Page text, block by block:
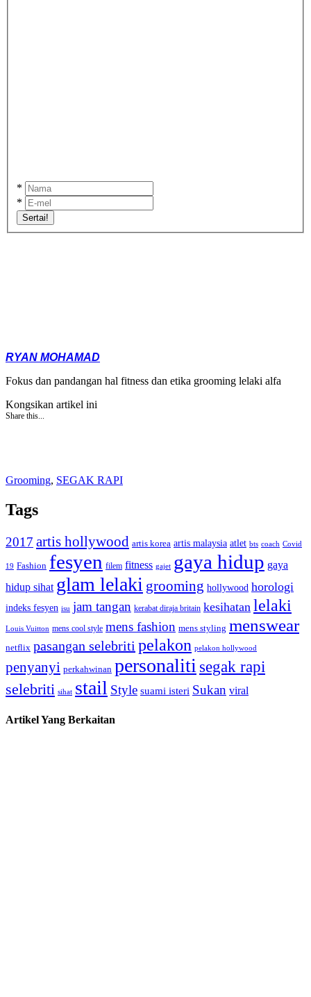
*
*
Sertai!
RYAN MOHAMAD
Fokus dan pandangan hal fitness dan etika grooming lelaki alfa
Kongsikan artikel ini
Share this...
Grooming, SEGAK RAPI
Tags
2017 artis hollywood artis korea artis malaysia atlet bts coach Covid
19 Fashion fesyen filem fitness gajet gaya hidup gaya
hidup sihat glam lelaki grooming hollywood horologi
indeks fesyen isu jam tangan kerabat diraja britain kesihatan lelaki
Louis Vuitton mens cool style mens fashion mens styling menswear
netflix pasangan selebriti pelakon pelakon hollywood
penyanyi perkahwinan personaliti segak rapi
selebriti sihat stail Style suami isteri Sukan viral
Artikel Yang Berkaitan